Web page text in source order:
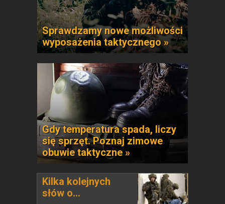
Sprawdzamy nowe możliwości
wyposażenia taktycznego »
Gdy temperatura spada, liczy
się sprzęt. Poznaj zimowe
obuwie taktyczne »
Kilka kolejnych
słów o...